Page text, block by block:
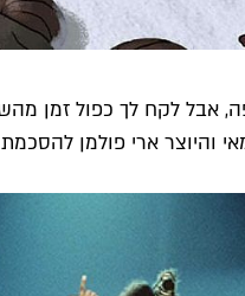
אבל לקח לך כפול זמן
והיוצר ארי פולמן